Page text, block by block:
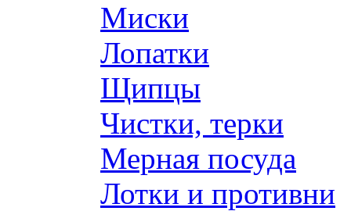
Миски
Лопатки
Щипцы
Чистки, терки
Мерная посуда
Лотки и противни